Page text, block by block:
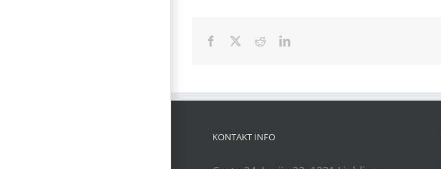
Facebook RedditLinkedIn
KONTAKT INFO